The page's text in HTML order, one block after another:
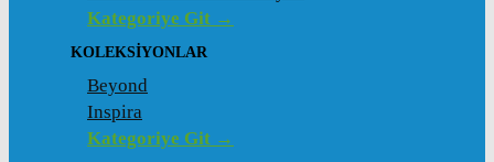
Kategoriye Git →
KOLEKSİYONLAR
Beyond
Inspira
Kategoriye Git →